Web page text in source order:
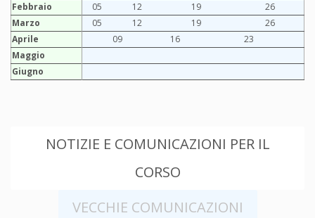
Febbraio
05 12 19
26
Marzo
05 12 19
26
Aprile
09 16
23
Maggio
Giugno
NOTIZIE E COMUNICAZIONI PER IL
CORSO
VECCHIE COMUNICAZIONI